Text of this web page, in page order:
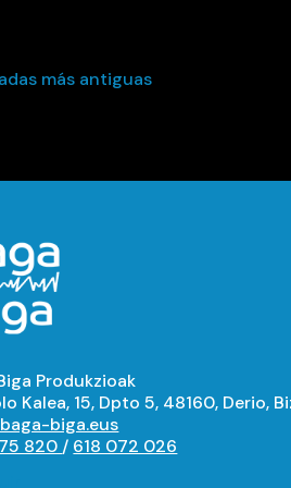
más antiguas
Produkzioak
Kalea, 15, Dpto 5, 48160, Derio,
biga.eus
820/ 618 072 026